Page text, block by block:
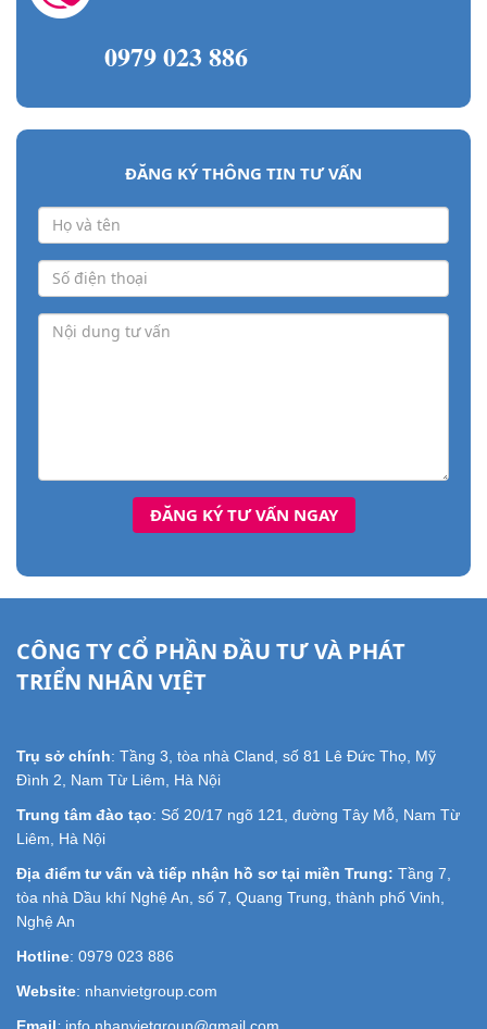
0979 023 886
ĐĂNG KÝ THÔNG TIN TƯ VẤN
CÔNG TY CỔ PHẦN ĐẦU TƯ VÀ PHÁT
TRIỂN NHÂN VIỆT
Trụ sở chính: Tầng 3, tòa nhà Cland, số 81 Lê Đức Thọ, Mỹ
Đình 2, Nam Từ Liêm, Hà Nội
Trung tâm đào tạo: Số 20/17 ngõ 121, đường Tây Mỗ, Nam Từ
Liêm, Hà Nội
Địa điểm tư vấn và tiếp nhận hồ sơ tại miền Trung: Tầng 7,
tòa nhà Dầu khí Nghệ An, số 7, Quang Trung, thành phố Vinh,
Nghệ An
Hotline: 0979 023 886
Website: nhanvietgroup.com
Email: info.nhanvietgroup@gmail.com